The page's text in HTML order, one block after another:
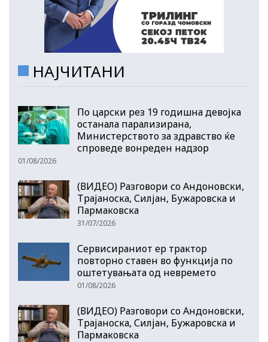
НАЈЧИТАНИ
По царски рез 19 годишна девојка
останала парализирана,
Министерството за здравство ќе
спроведе вонреден надзор
01/08/2026
(ВИДЕО) Разговори со Андоновски,
Трајаноска, Силјан, Бужаровска и
Пармаковска
31/07/2026
Сервисираниот ер трактор
повторно ставен во функција по
оштетувањата од невремето
01/08/2026
(ВИДЕО) Разговори со Андоновски,
Трајаноска, Силјан, Бужаровска и
Пармаковска